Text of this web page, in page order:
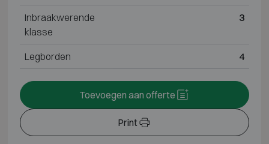
Inbraakwerende
klasse
3
Legborden 4
Print
Toevoegen aan offerte